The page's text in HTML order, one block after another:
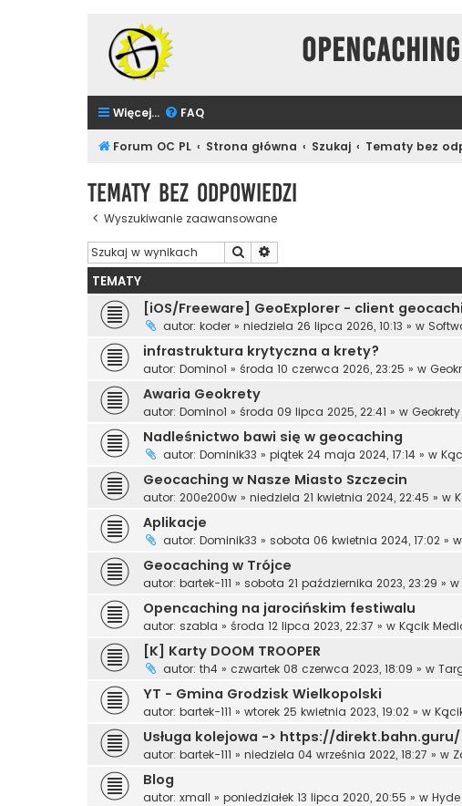
Więcej… FAQ
Forum OC PL Strona główna Szukaj Tematy bez
Tematy bez odpowiedzi
Wyszukiwanie zaawansowane
Szukaj
TEMATY
[iOS/Freeware] GeoExplorer - client
autor: koder » niedziela 26 lipca 2026, 10:13 » w
infrastruktura krytyczna a krety?
autor: Domino1 » środa 10 czerwca 2026, 23:25 » w
Awaria Geokrety
autor: Domino1 » środa 09 lipca 2025, 22:41 » w Geokrety
Nadleśnictwo bawi się w geocaching
autor: Dominik33 » piątek 24 maja 2024, 17:14 » w
Geocaching w Nasze Miasto Szczecin
autor: 200e200w » niedziela 21 kwietnia 2024, 22:45 » w
Aplikacje
autor: Dominik33 » sobota 06 kwietnia 2024, 17:02 » w
Geocaching w Trójce
autor: bartek-111 » sobota 21 października 2023, 23:29 » w
Opencaching na jarocińskim festiwalu
autor: szabla » środa 12 lipca 2023, 22:37 » w Kącik
[K] Karty DOOM TROOPER
autor: th4 » czwartek 08 czerwca 2023, 18:09 » w
YT - Gmina Grodzisk Wielkopolski
autor: bartek-111 » wtorek 25 kwietnia 2023, 19:02 » w
Usługa kolejowa -> https://direkt.bahn.guru/
autor: bartek-111 » niedziela 04 września 2022, 18:27 » w
Blog
autor: xmall » poniedziałek 13 lipca 2020, 20:55 » w